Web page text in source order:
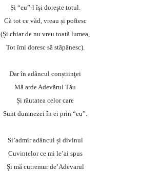
Și “eu”-l își dorește totul.
Că tot ce văd, vreau și poftesc
(Și chiar de nu vreu toată lumea,
Tot îmi doresc să stăpânesc).
Dar în adâncul conștiinţei
Mă arde Adevărul Tău
Și răutatea celor care
Sunt dumnezei în ei prin “eu”.
Si’admir adâncul și divinul
Cuvintelor ce mi le’ai spus
Și mă cutremur de’Adevarul